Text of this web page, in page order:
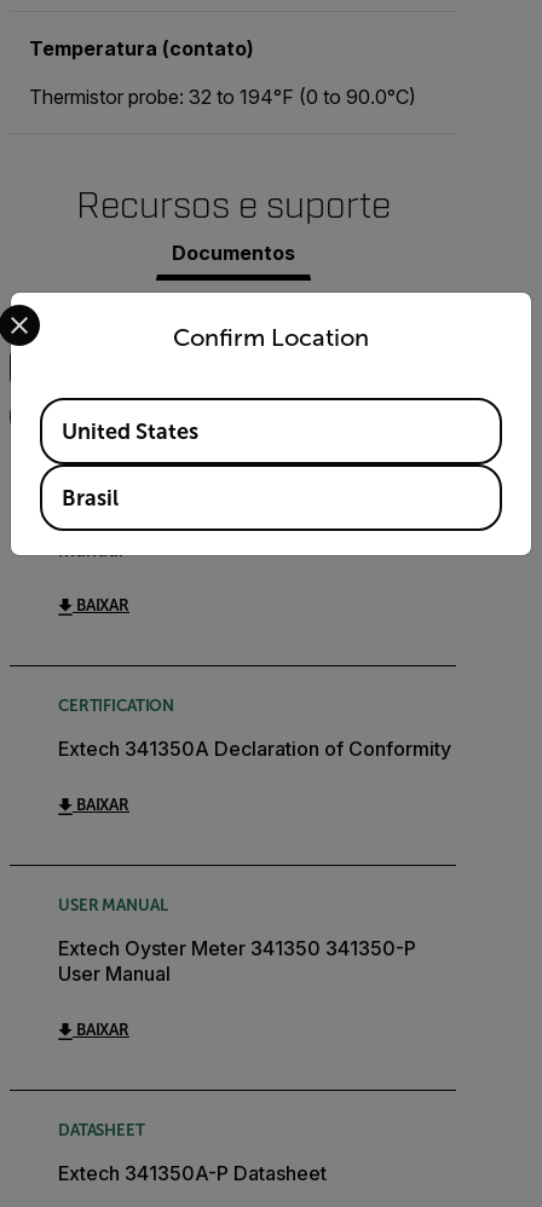
Temperatura (contato)
Thermistor probe: 32 to 194°F (0 to 90.0°C)
Recursos e suporte
Documentos
Busca
Extech Oyster Meter 341350-A User
Manual
BAIXAR
CERTIFICATION
Extech 341350A Declaration of Conformity
BAIXAR
USER MANUAL
Extech Oyster Meter 341350 341350-P
User Manual
BAIXAR
DATASHEET
Extech 341350A-P Datasheet
Confirm Location
Select your preferred country and language from the
Available Locations
United States
Brasil